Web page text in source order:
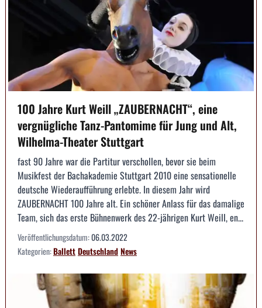
100 Jahre Kurt Weill „ZAUBERNACHT“, eine
vergnügliche Tanz-Pantomime für Jung und Alt,
Wilhelma-Theater Stuttgart
fast 90 Jahre war die Partitur verschollen, bevor sie beim
Musikfest der Bachakademie Stuttgart 2010 eine sensationelle
deutsche Wiederaufführung erlebte. In diesem Jahr wird
ZAUBERNACHT 100 Jahre alt. Ein schöner Anlass für das damalige
Team, sich das erste Bühnenwerk des 22-jährigen Kurt Weill, en...
Veröffentlichungsdatum:06.03.2022
Kategorien:BallettDeutschlandNews